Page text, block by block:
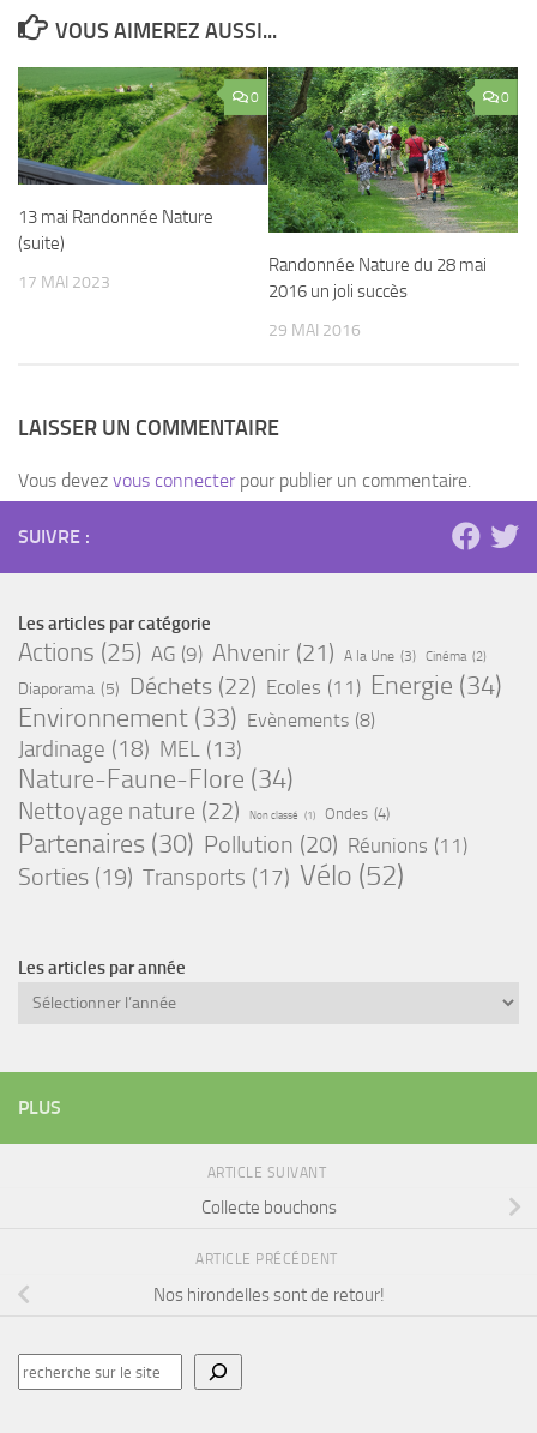
VOUS AIMEREZ AUSSI...
0
13 mai Randonnée Nature
(suite)
17 MAI 2023
0
Randonnée Nature du 28 mai
2016 un joli succès
29 MAI 2016
LAISSER UN COMMENTAIRE
Vous devez vous connecterpour publier un commentaire.
SUIVRE :
Les articles par catégorie
Actions (25) AG (9) Ahvenir (21) A la Une (3) Cinéma (2)
Diaporama (5) Déchets (22) Ecoles (11) Energie (34)
Environnement (33) Evènements (8)
Jardinage (18) MEL (13)
Nature-Faune-Flore (34)
Nettoyage nature (22) Non classé (1) Ondes (4)
Partenaires (30) Pollution (20) Réunions (11)
Sorties (19) Transports (17) Vélo (52)
Les articles par année
Archives
PLUS
ARTICLE SUIVANT
Collecte bouchons
ARTICLE PRÉCÉDENT
Nos hirondelles sont de retour!
Rechercher
sur